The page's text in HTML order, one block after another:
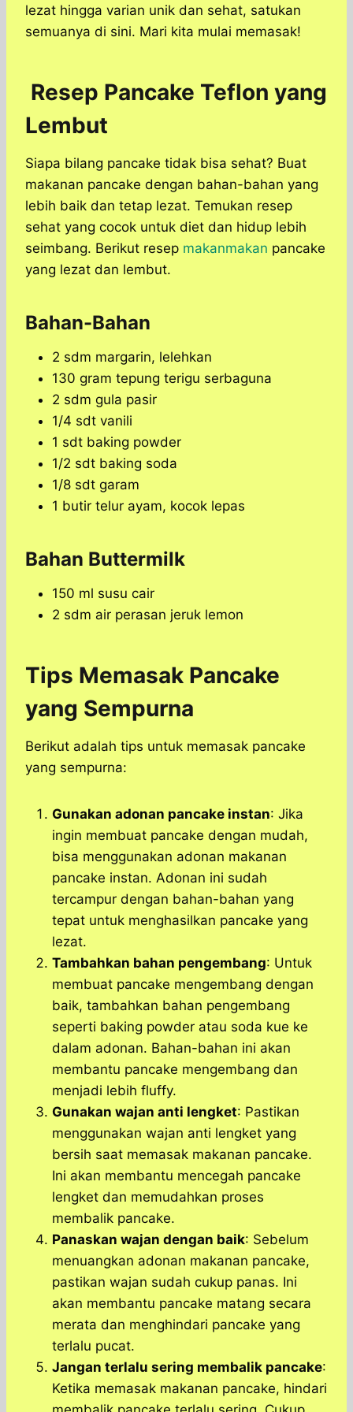
lezat hingga varian unik dan sehat, satukan
semuanya di sini. Mari kita mulai memasak!
Resep Pancake Teflon yang
Lembut
Siapa bilang pancake tidak bisa sehat? Buat
makanan pancake dengan bahan-bahan yang
lebih baik dan tetap lezat. Temukan resep
sehat yang cocok untuk diet dan hidup lebih
seimbang. Berikut resep makanmakan pancake
yang lezat dan lembut.
Bahan-Bahan
2 sdm margarin, lelehkan
130 gram tepung terigu serbaguna
2 sdm gula pasir
1/4 sdt vanili
1 sdt baking powder
1/2 sdt baking soda
1/8 sdt garam
1 butir telur ayam, kocok lepas
Bahan Buttermilk
150 ml susu cair
2 sdm air perasan jeruk lemon
Tips Memasak Pancake
yang Sempurna
Berikut adalah tips untuk memasak pancake
yang sempurna:
Gunakan adonan pancake instan: Jika
ingin membuat pancake dengan mudah,
bisa menggunakan adonan makanan
pancake instan. Adonan ini sudah
tercampur dengan bahan-bahan yang
tepat untuk menghasilkan pancake yang
lezat.
Tambahkan bahan pengembang: Untuk
membuat pancake mengembang dengan
baik, tambahkan bahan pengembang
seperti baking powder atau soda kue ke
dalam adonan. Bahan-bahan ini akan
membantu pancake mengembang dan
menjadi lebih fluffy.
Gunakan wajan anti lengket: Pastikan
menggunakan wajan anti lengket yang
bersih saat memasak makanan pancake.
Ini akan membantu mencegah pancake
lengket dan memudahkan proses
membalik pancake.
Panaskan wajan dengan baik: Sebelum
menuangkan adonan makanan pancake,
pastikan wajan sudah cukup panas. Ini
akan membantu pancake matang secara
merata dan menghindari pancake yang
terlalu pucat.
Jangan terlalu sering membalik pancake:
Ketika memasak makanan pancake, hindari